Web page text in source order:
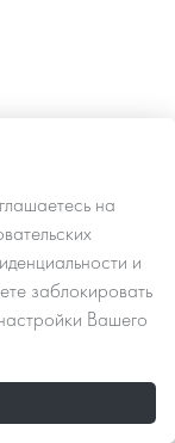
на
и
заблокировать
Вашего